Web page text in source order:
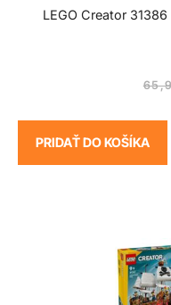
LEGO Creator
PRIDAŤ DO KOŠÍKA